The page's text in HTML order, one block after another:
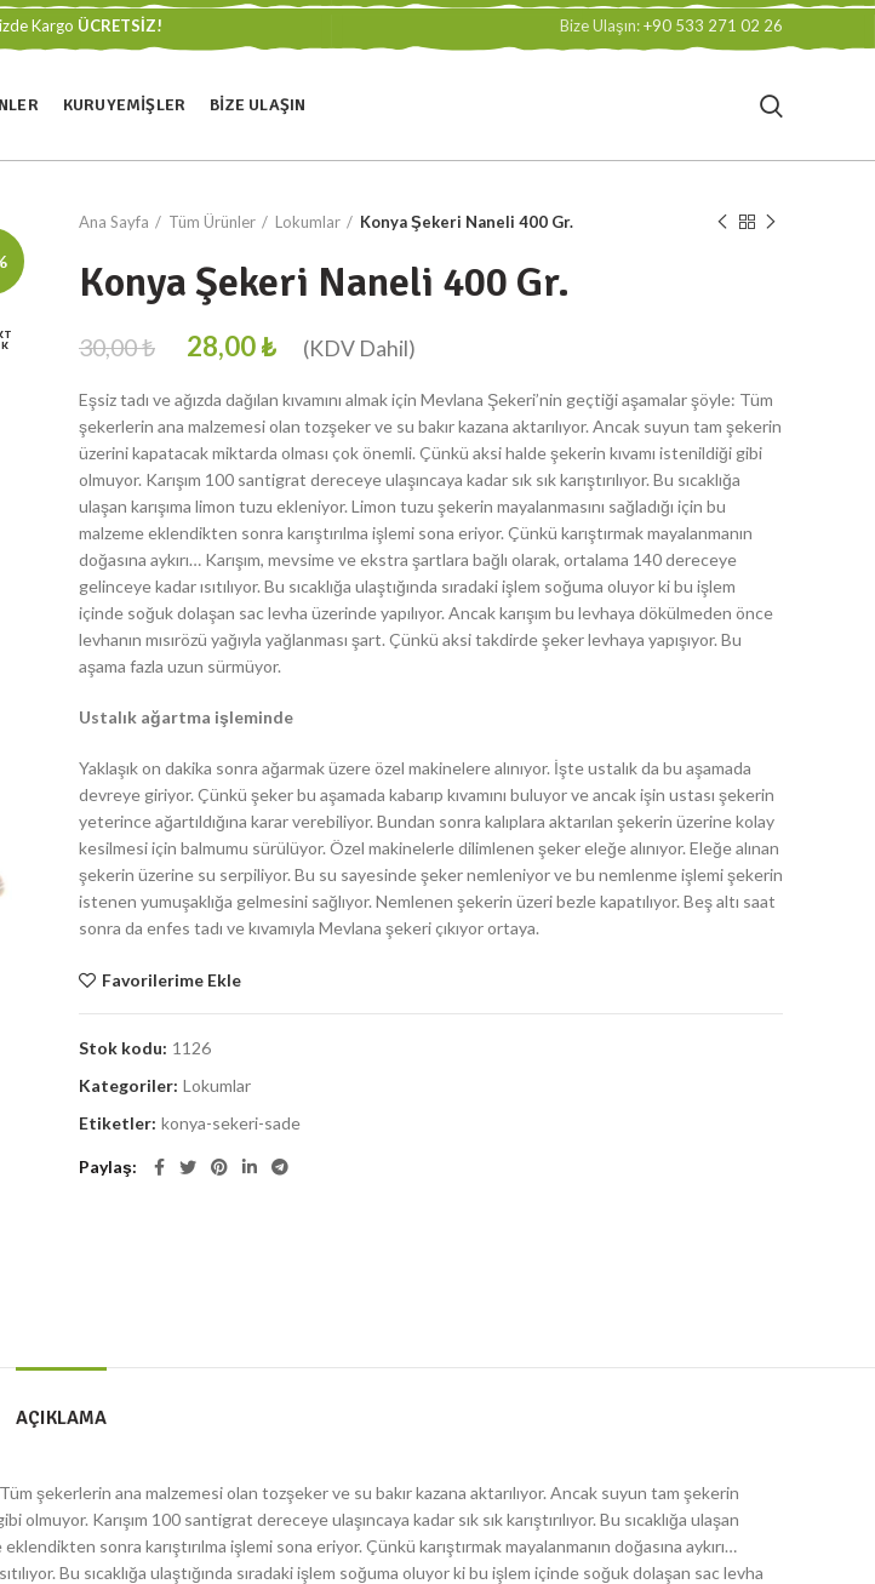
Kargo ÜCRETSİZ! Bize Ulaşın:+90 533 271 02 26
KURUYEMIŞLER BIZE ULAŞIN
Ana Sayfa Tüm Ürünler Lokumlar Konya Şekeri Naneli 400 Gr.
Konya Şekeri Naneli 400 Gr.
30,00₺ 28,00₺
Eşsiz tadı ve ağızda dağılan kıvamını almak için Mevlana Şekeri’nin geçtiği aşamalar şöyle: Tüm
şekerlerin ana malzemesi olan tozşeker ve su bakır kazana aktarılıyor. Ancak suyun tam şekerin
üzerini kapatacak miktarda olması çok önemli. Çünkü aksi halde şekerin kıvamı istenildiği gibi
olmuyor. Karışım 100 santigrat dereceye ulaşıncaya kadar sık sık karıştırılıyor. Bu sıcaklığa
ulaşan karışıma limon tuzu ekleniyor. Limon tuzu şekerin mayalanmasını sağladığı için bu
malzeme eklendikten sonra karıştırılma işlemi sona eriyor. Çünkü karıştırmak mayalanmanın
doğasına aykırı… Karışım, mevsime ve ekstra şartlara bağlı olarak, ortalama 140 dereceye
gelinceye kadar ısıtılıyor. Bu sıcaklığa ulaştığında sıradaki işlem soğuma oluyor ki bu işlem
içinde soğuk dolaşan sac levha üzerinde yapılıyor. Ancak karışım bu levhaya dökülmeden önce
levhanın mısırözü yağıyla yağlanması şart. Çünkü aksi takdirde şeker levhaya yapışıyor. Bu
aşama fazla uzun sürmüyor.
Ustalık ağartma işleminde
Yaklaşık on dakika sonra ağarmak üzere özel makinelere alınıyor. İşte ustalık da bu aşamada
devreye giriyor. Çünkü şeker bu aşamada kabarıp kıvamını buluyor ve ancak işin ustası şekerin
yeterince ağartıldığına karar verebiliyor. Bundan sonra kalıplara aktarılan şekerin üzerine kolay
kesilmesi için balmumu sürülüyor. Özel makinelerle dilimlenen şeker eleğe alınıyor. Eleğe alınan
şekerin üzerine su serpiliyor. Bu su sayesinde şeker nemleniyor ve bu nemlenme işlemi şekerin
istenen yumuşaklığa gelmesini sağlıyor. Nemlenen şekerin üzeri bezle kapatılıyor. Beş altı saat
sonra da enfes tadı ve kıvamıyla Mevlana şekeri çıkıyor ortaya.
Favorilerime Ekle
Stok kodu: 1126
Kategoriler: Lokumlar
Etiketler: konya-sekeri-sade
Paylaş
AÇIKLAMA
şekerlerin ana malzemesi olan tozşeker ve su bakır kazana aktarılıyor. Ancak suyun tam şekerin
Karışım 100 santigrat dereceye ulaşıncaya kadar sık sık karıştırılıyor. Bu sıcaklığa ulaşan
sonra karıştırılma işlemi sona eriyor. Çünkü karıştırmak mayalanmanın doğasına aykırı…
Bu sıcaklığa ulaştığında sıradaki işlem soğuma oluyor ki bu işlem içinde soğuk dolaşan sac levha